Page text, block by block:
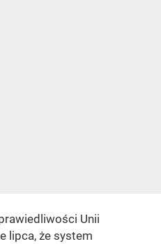
Unii
lipca, że system